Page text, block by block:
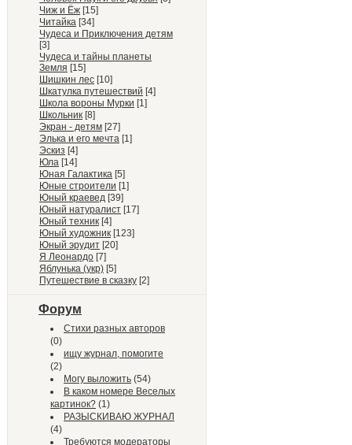
Чиж и Ёж [15]
Читайка [34]
Чудеса и Приключения детям
[3]
Чудеса и тайны планеты
Земля [15]
Шишкин лес [10]
Шкатулка путешествий [4]
Школа вороны Мурки [1]
Школьник [8]
Экран - детям [27]
Элька и его мечта [1]
Эскиз [4]
Юла [14]
Юная Галактика [5]
Юные строители [1]
Юный краевед [39]
Юный натуралист [17]
Юный техник [4]
Юный художник [123]
Юный эрудит [20]
Я Леонардо [7]
Яблунька (укр) [5]
Путешествие в сказку [2]
Форум
Стихи разных авторов
(0)
ищу журнал, помогите
(2)
Могу выложить (54)
В каком номере Веселых
картинок? (1)
РАЗЫСКИВАЮ ЖУРНАЛ
(4)
Требуются модераторы